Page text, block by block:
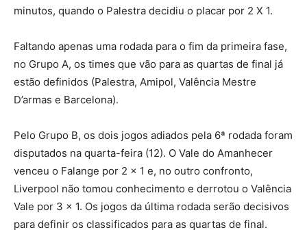
minutos, quando o Palestra decidiu o placar por 2 X 1.
Faltando apenas uma rodada para o fim da primeira fase,
no Grupo A, os times que vão para as quartas de final já
estão definidos (Palestra, Amipol, Valência Mestre
D’armas e Barcelona).
Pelo Grupo B, os dois jogos adiados pela 6ª rodada foram
disputados na quarta-feira (12). O Vale do Amanhecer
venceu o Falange por 2 x 1 e, no outro confronto,
Liverpool não tomou conhecimento e derrotou o Valência
Vale por 3 x 1. Os jogos da última rodada serão decisivos
para definir os classificados para as quartas de final.